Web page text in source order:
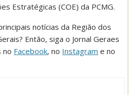
Estratégicas (COE) da PCMG.
notícias da Região dos
Então, siga o Jornal Geraes
no Facebook, no Instagram e no